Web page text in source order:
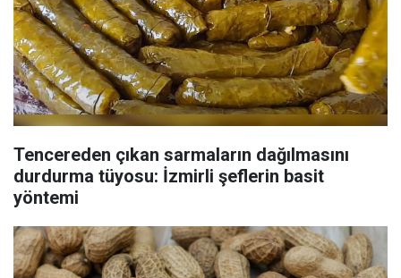
Tencereden çıkan sarmaların dağılmasını
durdurma tüyosu: İzmirli şeflerin basit
yöntemi